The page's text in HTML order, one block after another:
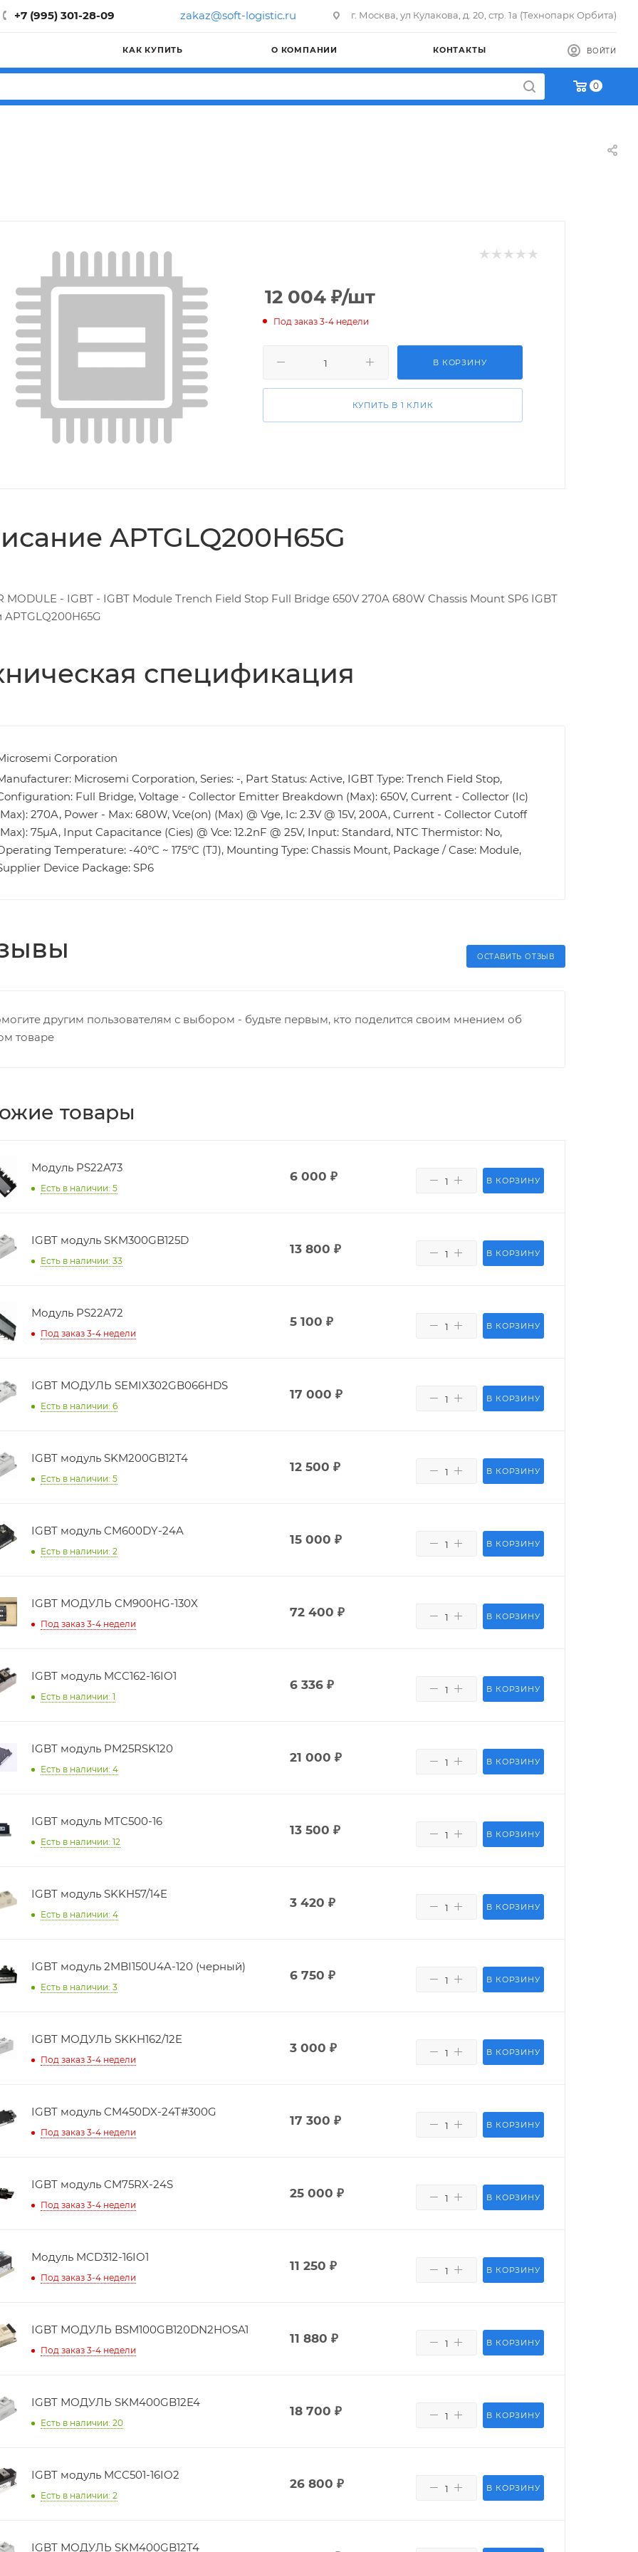
+7 (995) 301-28-09 zakaz@soft-logistic.ru г. Москва, ул Кулакова, д. 20, стр. 1а (Технопарк Орбита)
КАК КУПИТЬ О КОМПАНИИ КОНТАКТЫ ВОЙТИ
0
12 004 ₽/шт
Под заказ 3-4 недели
В КОРЗИНУ
КУПИТЬ В 1 КЛИК
APTGLQ200H65G
MODULE - IGBT - IGBT Module Trench Field Stop Full Bridge 650V 270A 680W Chassis Mount SP6 IGBT
спецификация
Corporation
Microsemi Corporation, Series: -, Part Status: Active, IGBT Type: Trench Field Stop,
Full Bridge, Voltage - Collector Emitter Breakdown (Max): 650V, Current - Collector (Ic)
270A, Power - Max: 680W, Vce(on) (Max) @ Vge, Ic: 2.3V @ 15V, 200A, Current - Collector Cutoff
75µA, Input Capacitance (Cies) @ Vce: 12.2nF @ 25V, Input: Standard, NTC Thermistor: No,
Temperature: -40°C ~ 175°C (TJ), Mounting Type: Chassis Mount, Package / Case: Module,
Device Package: SP6
ОСТАВИТЬ ОТЗЫВ
другим пользователям с выбором - будьте первым, кто поделится своим мнением об
товаре
товары
Модуль PS22A73
Есть в наличии: 5
6 000 ₽ В КОРЗИНУ
IGBT модуль SKM300GB125D
Есть в наличии: 33
13 800 ₽ В КОРЗИНУ
Модуль PS22A72
Под заказ 3-4 недели
5 100 ₽ В КОРЗИНУ
IGBT МОДУЛЬ SEMIX302GB066HDS
Есть в наличии: 6
17 000 ₽ В КОРЗИНУ
IGBT модуль SKM200GB12T4
Есть в наличии: 5
12 500 ₽ В КОРЗИНУ
IGBT модуль CM600DY-24A
Есть в наличии: 2
15 000 ₽ В КОРЗИНУ
IGBT МОДУЛЬ CM900HG-130X
Под заказ 3-4 недели
72 400 ₽ В КОРЗИНУ
IGBT модуль MCC162-16IO1
Есть в наличии: 1
6 336 ₽ В КОРЗИНУ
IGBT модуль PM25RSK120
Есть в наличии: 4
21 000 ₽ В КОРЗИНУ
IGBT модуль MTC500-16
Есть в наличии: 12
13 500 ₽ В КОРЗИНУ
IGBT модуль SKKH57/14E
Есть в наличии: 4
3 420 ₽ В КОРЗИНУ
IGBT модуль 2MBI150U4A-120 (черный)
Есть в наличии: 3
6 750 ₽ В КОРЗИНУ
IGBT МОДУЛЬ SKKH162/12E
Под заказ 3-4 недели
3 000 ₽ В КОРЗИНУ
IGBT модуль CM450DX-24T#300G
Под заказ 3-4 недели
17 300 ₽ В КОРЗИНУ
IGBT модуль CM75RX-24S
Под заказ 3-4 недели
25 000 ₽ В КОРЗИНУ
Модуль MCD312-16IO1
Под заказ 3-4 недели
11 250 ₽ В КОРЗИНУ
IGBT МОДУЛЬ BSM100GB120DN2HOSA1
Под заказ 3-4 недели
11 880 ₽ В КОРЗИНУ
IGBT МОДУЛЬ SKM400GB12E4
Есть в наличии: 20
18 700 ₽ В КОРЗИНУ
IGBT модуль MCC501-16IO2
Есть в наличии: 2
26 800 ₽ В КОРЗИНУ
IGBT МОДУЛЬ SKM400GB12T4